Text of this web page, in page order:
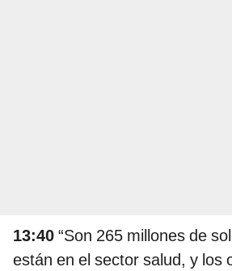
13:40 “Son 265 millones de
están en el sector salud, y los